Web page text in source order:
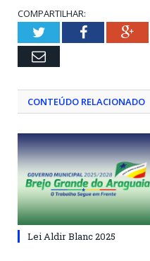
COMPARTILHAR:
TwitterFacebook
Email
CONTEÚDO RELACIONADO
Lei Aldir Blanc 2025